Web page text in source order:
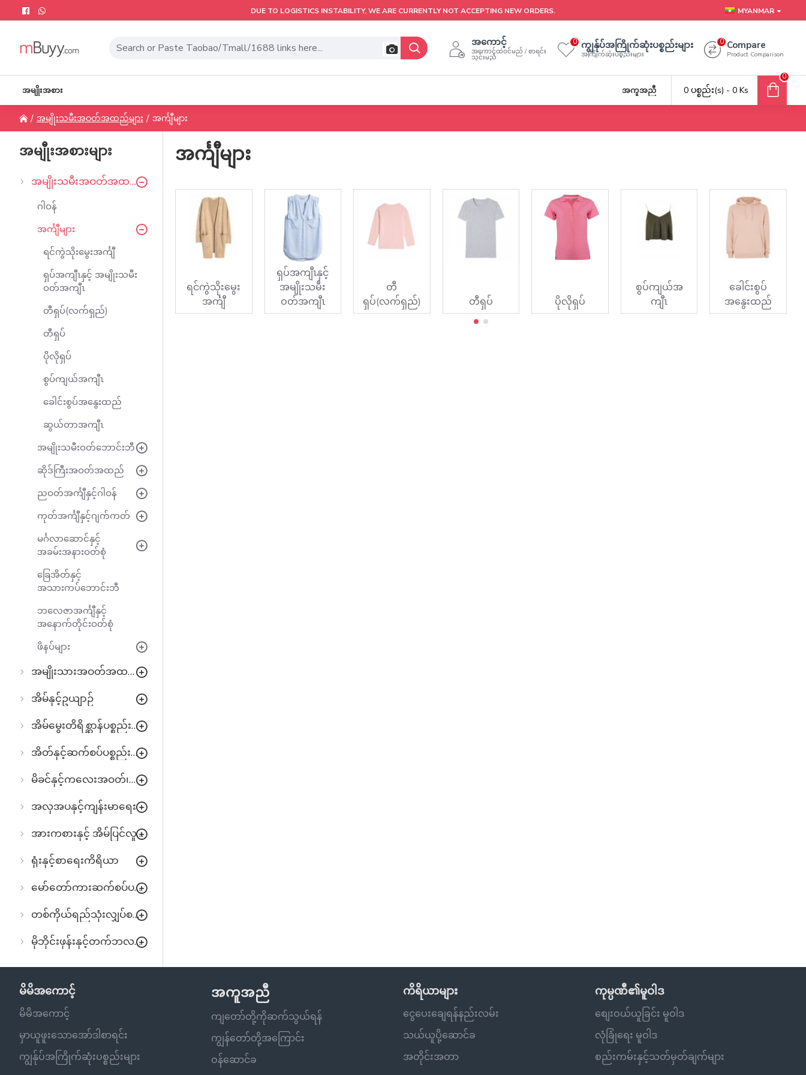
DUE TO LOGISTICS INSTABILITY, WE ARE CURRENTLY NOT ACCEPTING NEW ORDERS. MYANMAR
အကောင့်
အကောင့်ထဲဝင်မည် / စာရင်း
သွင်းမည်
ကျွန်ုပ်အကြိုက်ဆုံးပစ္စည်းများ
အကြိုက်ဆုံးပစ္စည်းများ
0 Compare
Product Comparison
0
အမျိုးအစား အကူအညီ 0 ပစ္စည်း(s) - 0 Ks
0
အမျိုးသမီးအဝတ်အထည်များ အင်္ကျီများ
အမျီုးအစားများ
အမျိုးသမီးအဝတ်အထည်များ
ဂါဝန်
အင်္ကျီများ
ရင်ကွဲသိုးမွေးအင်္ကျီ
ရှပ်အကျီၤနှင့် အမျိုးသမီး
ဝတ်အကျီၤ
တီရှပ်(လက်ရှည်)
တီရှပ်
ပိုလိုရှပ်
စွပ်ကျယ်အကျီၤ
ခေါင်းစွပ်အနွေးထည်
ဆွယ်တာအကျီၤ
အမျိုးသမီးဝတ်ဘောင်းဘီ
ဆိုဒ်ကြီးအဝတ်အထည်
ညဝတ်အင်္ကျီနှင့်ဂါဝန်
ကုတ်အင်္ကျီနှင့်ဂျက်ကတ်
မင်္ဂလာဆောင်နှင့်
အခမ်းအနားဝတ်စုံ
ခြေအိတ်နှင့်
အသားကပ်ဘောင်းဘီ
ဘလေဇာအင်္ကျီနှင့်
အနောက်တိုင်းဝတ်စုံ
ဖိနပ်များ
အမျိုးသားအဝတ်အထည်များ
အိမ်နှင့်ဥယျာဉ်
အိမ်မွေးတိရိစ္ဆာန်ပစ္စည်းများ
အိတ်နှင့်ဆက်စပ်ပစ္စည်းများ
မိခင်နှင့်ကလေးအဝတ်၊အသုံးအဆောင်
အလှအပနှင့်ကျန်းမာရေး
အားကစားနှင့် အိမ်ပြင်လှုပ်ရှားမှု
ရုံးနှင့်စာရေးကိရိယာ
မော်တော်ကားဆက်စပ်ပစ္စည်းများ
တစ်ကိုယ်ရည်သုံးလျှပ်စစ်ပစ္စည်းများ
မိုဘိုင်းဖုန်းနှင့်တက်ဘလက်
အင်္ကျီများ
ရင်ကွဲသိုးမွေး
အင်္ကျီ
ရှပ်အကျီၤနှင့်
အမျိုးသမီး
ဝတ်အကျီၤ
တီ
ရှပ်(လက်ရှည်)
တီရှပ် ပိုလိုရှပ်
စွပ်ကျယ်အ
ကျီၤ
ခေါင်းစွပ်
အနွေးထည်
မိမိအကောင့်
မိမိအကောင့်
မှာယူဖူးသောအော်ဒါစာရင်း
ကျွန်ုပ်အကြိုက်ဆုံးပစ္စည်းများ
အကူအညီ
ကျတော်တို့ကိုဆက်သွယ်ရန်
ကျွန်တော်တို့အကြောင်း
ဝန်ဆောင်ခ
ကိရိယာများ
ငွေပေးချေရန်နည်းလမ်း
သယ်ယူပို့ဆောင်ခ
အတိုင်းအတာ
ကုမ္ပဏီ၏မူဝါဒ
စျေးဝယ်ယူခြင်း မူဝါဒ
လုံခြုံရေး မူဝါဒ
စည်းကမ်းနှင့်သတ်မှတ်ချက်များ